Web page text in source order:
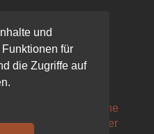
und
für
die Zugriffe auf
MTB’ler